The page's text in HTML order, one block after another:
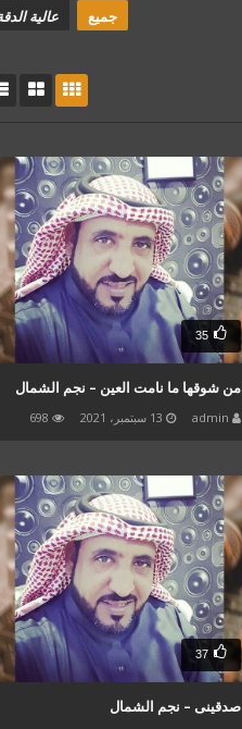
جميع عالية
35
من شوقها ما نامت العين – نجم الشمال
admin 13 سبتمبر، 2021 698
37
صدقينى – نجم الشمال